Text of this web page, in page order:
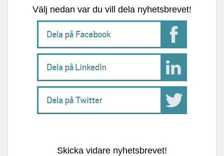
Välj nedan var du vill dela nyhetsbrevet!
Skicka vidare nyhetsbrevet!